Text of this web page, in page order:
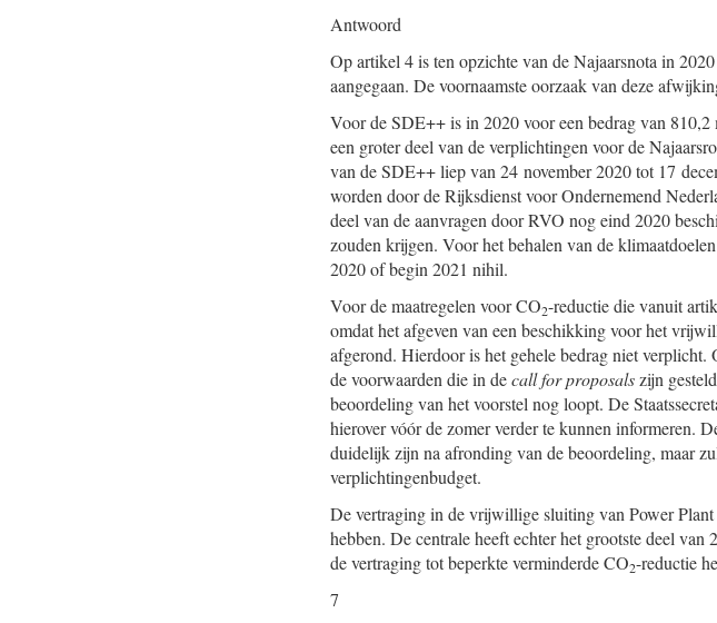
Antwoord
Op artikel 4 is ten opzichte van de Najaarsnota in
aangegaan. De voornaamste oorzaak van deze
Voor de SDE++ is in 2020 voor een bedrag van
een groter deel van de verplichtingen voor de
van de SDE++ liep van 24 november 2020 tot 17
worden door de Rijksdienst voor Ondernemend
deel van de aanvragen door RVO nog eind 2020
zouden krijgen. Voor het behalen van de
2020 of begin 2021 nihil.
Voor de maatregelen voor CO2-reductie die vanuit
omdat het afgeven van een beschikking voor het
afgerond. Hierdoor is het gehele bedrag niet
de voorwaarden die in decall for proposalszijn
beoordeling van het voorstel nog loopt. De
hierover vóór de zomer verder te kunnen informeren.
duidelijk zijn na afronding van de beoordeling, maar
verplichtingenbudget.
De vertraging in de vrijwillige sluiting van Power
hebben. De centrale heeft echter het grootste deel
de vertraging tot beperkte verminderde CO2-reductie
7